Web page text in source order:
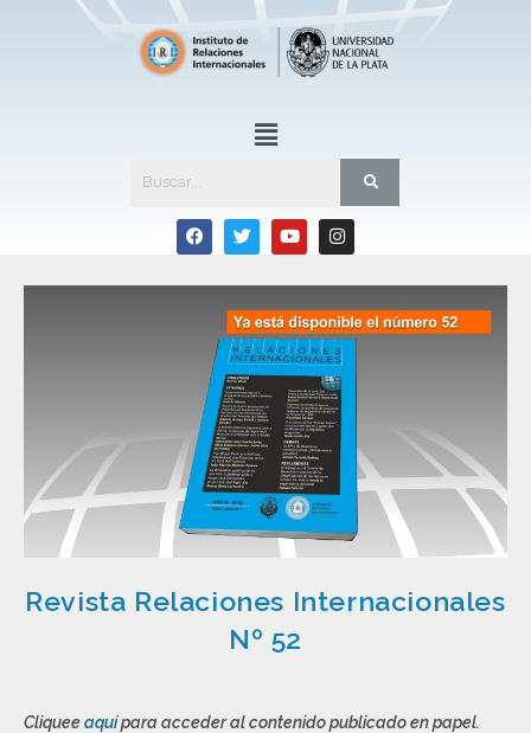
Revista Relaciones Internacionales
Nº 52
Cliqueeaquípara acceder al contenido publicado en papel.